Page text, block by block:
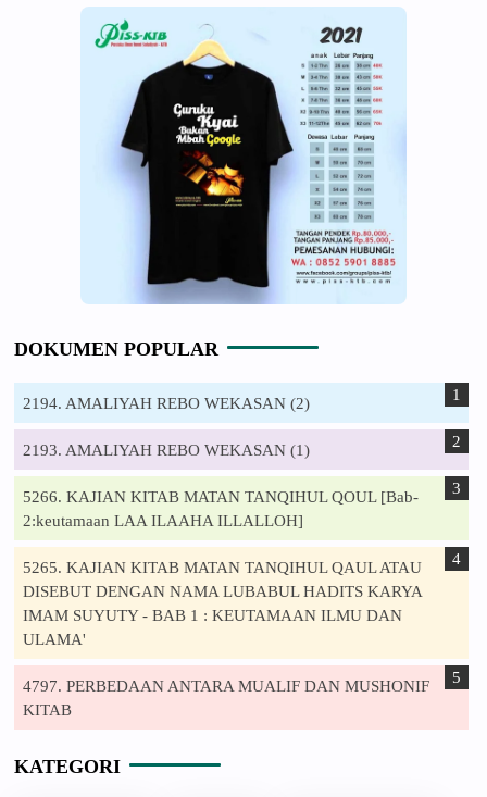
DOKUMEN POPULAR
2194. AMALIYAH REBO WEKASAN (2)
2193. AMALIYAH REBO WEKASAN (1)
5266. KAJIAN KITAB MATAN TANQIHUL QOUL [Bab-
2:keutamaan LAA ILAAHA ILLALLOH]
5265. KAJIAN KITAB MATAN TANQIHUL QAUL ATAU
DISEBUT DENGAN NAMA LUBABUL HADITS KARYA
IMAM SUYUTY - BAB 1 : KEUTAMAAN ILMU DAN
ULAMA'
4797. PERBEDAAN ANTARA MUALIF DAN MUSHONIF
KITAB
KATEGORI